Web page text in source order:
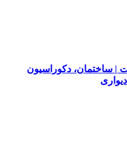
| ساختمان، دکوراسیون